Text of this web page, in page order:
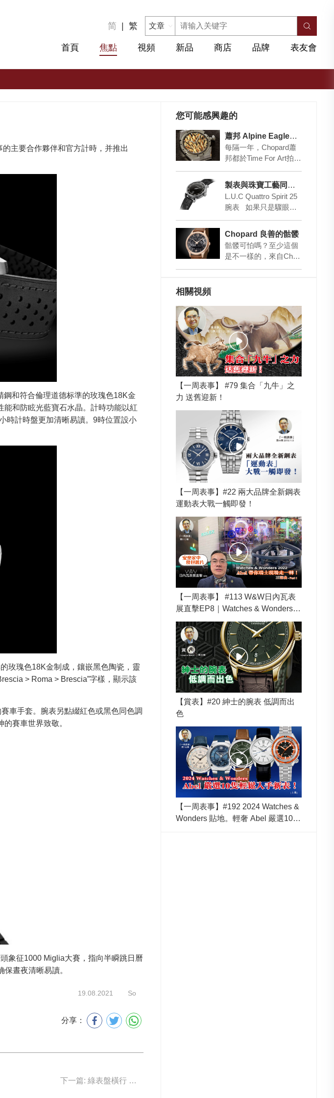
简 | 繁
首頁 焦點 視頻 新品 商店 品牌 表友會
主要合作夥伴和官方計時，并推出
和符合倫理道德标準的玫瑰色18K金
和防眩光藍寶石水晶。計時功能以紅
時計時盤更加清晰易讀。9時位置設小
玫瑰色18K金制成，鑲嵌黑色陶瓷，靈
> Roma > Brescia”字樣，顯示該
車手套。腕表另點綴紅色或黑色同色調
賽車世界致敬。
象征1000 Miglia大賽，指向半瞬跳日曆
晝夜清晰易讀。
19.08.2021 So
分享：
下一篇: 綠表盤橫行 黃與橙可更搶眼？
您可能感興趣的
蕭邦 Alpine Eagle雪山傲翼系列 41 XP腕表
每隔一年，Chopard蕭
邦都於Time For Art拍賣
腕表，今年，Chop…
製表與珠寶工藝同出色 CHOPARD 蕭邦
L.U.C Quattro Spirit 25
腕表 如果只是驟眼一
Chopard 良善的骷髅
骷髅可怕嗎？至少這個
是不一樣的，來自Chop
相關視頻
【一周表事】 #79 集合「九牛」之
力 送舊迎新！
【一周表事】#22 兩大品牌全新鋼表
運動表大戰一觸即發！
【一周表事】 #113 W&W日內瓦表
展直擊EP8｜Watches & Wonders 2
022 Abel帶你瑞士現場走一轉！
【賞表】#20 紳士的腕表 低調而出
色
【一周表事】#192 2024 Watches &
Wonders 貼地。輕奢 Abel 嚴選10隻